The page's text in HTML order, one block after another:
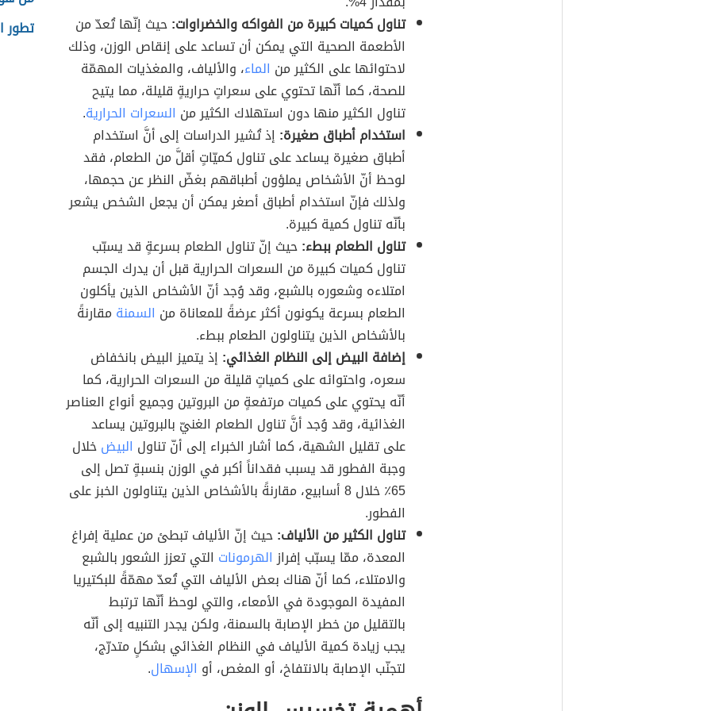
تناول كميات كبيرة من الفواكه والخضراوات:حيث إنّها تُعدّ من
الأطعمة الصحية التي يمكن أن تساعد على إنقاص الوزن، وذلك
لاحتوائها على الكثير من الماء، والألياف، والمغذيات المهمّة
للصحة، كما أنّها تحتوي على سعراتٍ حراريةٍ قليلة، مما يتيح
تناول الكثير منها دون استهلاك الكثير من السعرات الحرارية.
استخدام أطباق صغيرة: إذ تُشير الدراسات إلى أنَّ استخدام
أطباق صغيرة يساعد على تناول كميّاتٍ أقلَّ من الطعام، فقد
لوحظ أنّ الأشخاص يملؤون أطباقهم بغضّ النظر عن حجمها،
ولذلك فإنّ استخدام أطباق أصغر يمكن أن يجعل الشخص يشعر
بأنّه تناول كمية كبيرة.
تناول الطعام ببطء:حيث إنّ تناول الطعام بسرعةٍ قد يسبّب
تناول كميات كبيرة من السعرات الحرارية قبل أن يدرك الجسم
امتلاءه وشعوره بالشبع، وقد وُجد أنّ الأشخاص الذين يأكلون
الطعام بسرعة يكونون أكثر عرضةً للمعاناة من السمنة مقارنةً
بالأشخاص الذين يتناولون الطعام ببطء.
إضافة البيض إلى النظام الغذائي: إذ يتميز البيض بانخفاض
سعره، واحتوائه على كمياتٍ قليلة من السعرات الحرارية، كما
أنّه يحتوي على كميات مرتفعةٍ من البروتين وجميع أنواع العناصر
الغذائية، وقد وُجد أنَّ تناول الطعام الغنيّ بالبروتين يساعد
على تقليل الشهية، كما أشار الخبراء إلى أنّ تناول البيضخلال
وجبة الفطور قد يسبب فقداناً أكبر في الوزن بنسبةٍ تصل إلى
65٪ خلال 8 أسابيع، مقارنةً بالأشخاص الذين يتناولون الخبز على
الفطور.
تناول الكثير من الألياف:حيث إنّ الألياف تبطئ من عملية إفراغ
المعدة، ممّا يسبّب إفرازالهرمونات التي تعزز الشعور بالشبع
والامتلاء، كما أنّ هناك بعض الألياف التي تُعدّ مهمّةً للبكتيريا
المفيدة الموجودة في الأمعاء، والتي لوحظ أنّها ترتبط
بالتقليل من خطر الإصابة بالسمنة، ولكن يجدر التنبيه إلى أنّه
يجب زيادة كمية الألياف في النظام الغذائي بشكلٍ متدرّج،
لتجنّب الإصابة بالانتفاخ، أو المغص، أو الإسهال.
تطور